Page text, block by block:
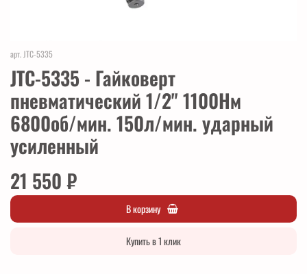
арт. JTC-5335
JTC-5335 - Гайковерт
пневматический 1/2" 1100Нм
6800об/мин. 150л/мин. ударный
усиленный
21 550 ₽
В корзину
Купить в 1 клик